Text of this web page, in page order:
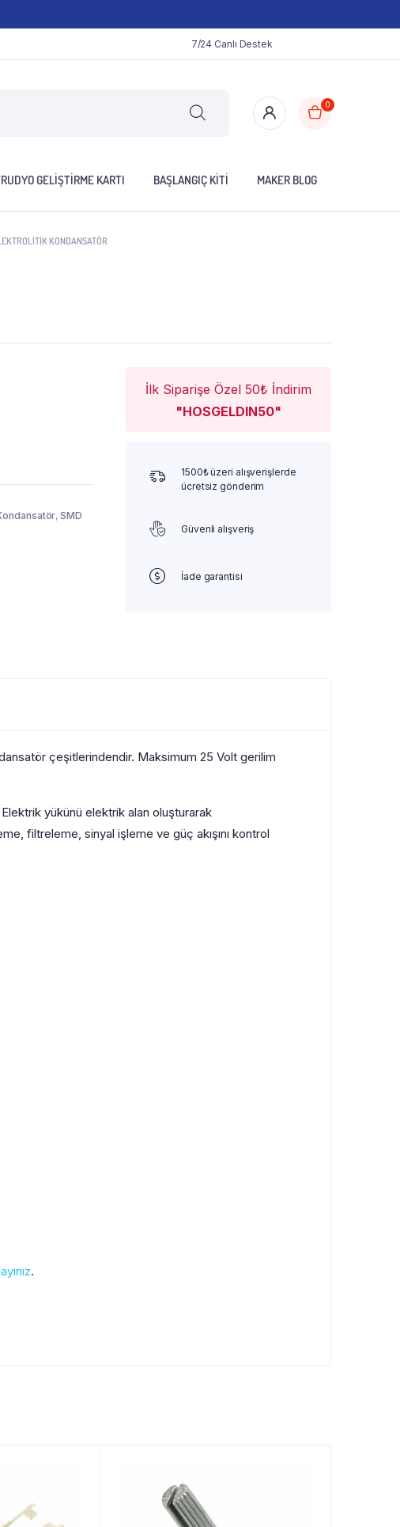
7/24 Canlı Destek
0
GELIŞTIRME KARTI BAŞLANGIÇ KITI MAKER BLOG
KONDANSATÖR
,SMD
İlk Siparişe Özel 50₺ İndirim
"HOSGELDIN50"
1500₺ üzeri alışverişlerde
ücretsiz gönderim
Güvenli alışveriş
İade garantisi
çeşitlerindendir. Maksimum 25 Volt gerilim
yükünü elektrik alan oluşturarak
filtreleme, sinyal işleme ve güç akışını kontrol
.